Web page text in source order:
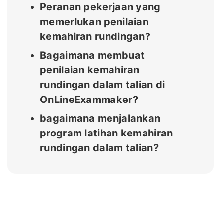
Peranan pekerjaan yang
memerlukan penilaian
kemahiran rundingan?
Bagaimana membuat
penilaian kemahiran
rundingan dalam talian di
OnLineExammaker?
bagaimana menjalankan
program latihan kemahiran
rundingan dalam talian?